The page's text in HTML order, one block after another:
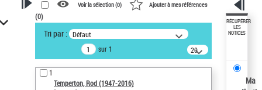
VOTRE RECHERCHE
Recherche avancée dans les
notices d’autorité
Œuvres liées à l'auteur :
Temperton, Rod (1947-2016)
Voir la sélection (0) Ajouter à mes références
(0)
Tri par : Défaut
sur 1
20
résultats/page
1
Temperton, Rod (1947-2016)
RÉCUPÉRER
LES
NOTICES
Ma